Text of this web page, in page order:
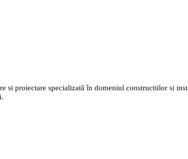
si proiectare specializată în domeniul constructiilor si